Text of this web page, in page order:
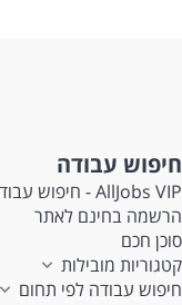
חיפוש עבודה
AllJobs VIP - חיפוש עבודה בקלות
הרשמה בחינם לאתר
סוכן חכם
קטגוריות מובילות
חיפוש עבודה לפי תחום